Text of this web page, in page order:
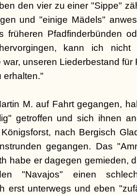
den vier zu einer "Sippe"
und "einige Mädels"
früheren Pfadfinderbünden
hervorgingen, kann ich
unseren Liederbestand
erhalten."
M. auf Fahrt gegangen,
getroffen und sich ihnen
nach Bergisch
gegangen. Das
habe er dagegen gemieden,
"Navajos" einen
erst unterwegs und eben